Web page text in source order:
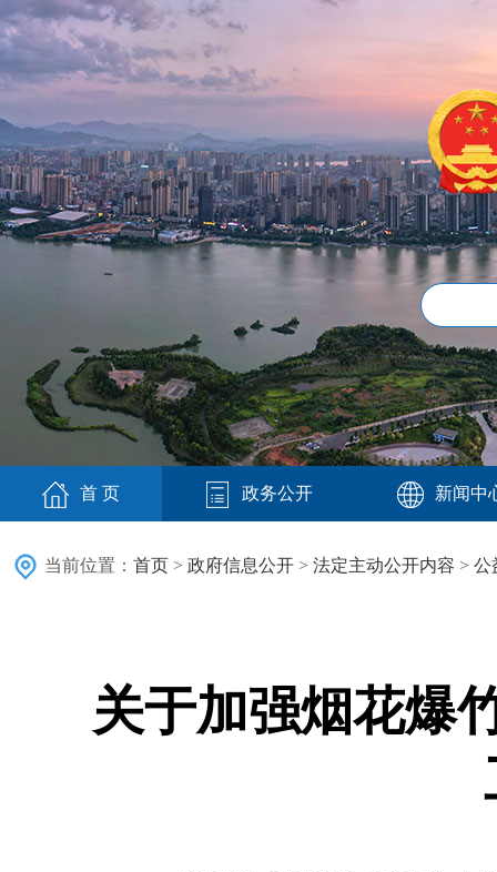
首 页 政务公开 新闻中
当前位置： 首页 > 政府信息公开 > 法定主动公开内容 > 公
关于加强烟花爆